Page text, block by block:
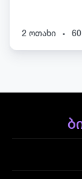
2 ოთახი . 60